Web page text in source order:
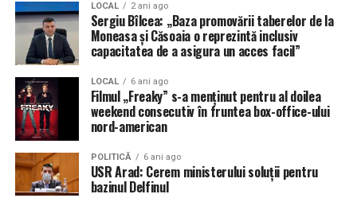
LOCAL 2 ani ago
Sergiu Bîlcea: „Baza promovării taberelor de la
Moneasa și Căsoaia o reprezintă inclusiv
capacitatea de a asigura un acces facil”
LOCAL 6 ani ago
Filmul „Freaky” s-a menţinut pentru al doilea
weekend consecutiv în fruntea box-office-ului
nord-american
POLITICĂ 6 ani ago
USR Arad: Cerem ministerului soluții pentru
bazinul Delfinul